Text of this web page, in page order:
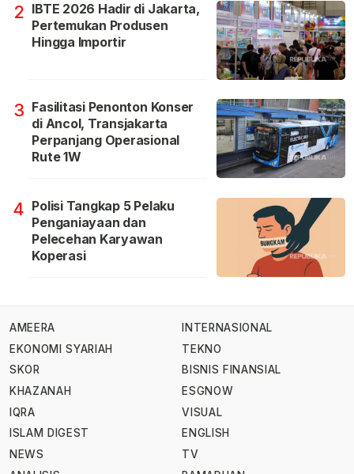
2 IBTE 2026 Hadir di Jakarta,
Pertemukan Produsen
Hingga Importir
3 Fasilitasi Penonton Konser
di Ancol, Transjakarta
Perpanjang Operasional
Rute 1W
4 Polisi Tangkap 5 Pelaku
Penganiayaan dan
Pelecehan Karyawan
Koperasi
AMEERA
EKONOMI SYARIAH
SKOR
KHAZANAH
IQRA
ISLAM DIGEST
NEWS
INTERNASIONAL
TEKNO
BISNIS FINANSIAL
ESGNOW
VISUAL
ENGLISH
TV